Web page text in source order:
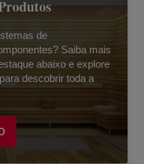
de
Saiba mais
abaixo e explore
descobrir toda a